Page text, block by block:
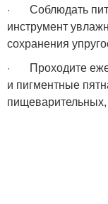
· Соблюдать
инструмент
сохранения
· Проходите
и пигментные